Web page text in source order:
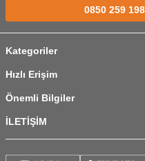
0850 259
Kategoriler
Hızlı Erişim
Önemli Bilgiler
İLETİŞİM